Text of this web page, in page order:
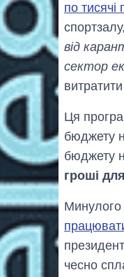
по тисячі
від
сектор
Ця
бюджету
бюджету
гроші
чесно